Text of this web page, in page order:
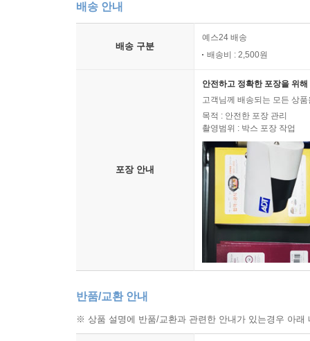
배송 안내
배송 구분
예스24 배송
배송비 : 2,500원
포장 안내
안전하고 정확한 포장을 위
고객님께 배송되는 모든 상
목적 : 안전한 포장 관리
촬영범위 : 박스 포장 작업
반품/교환 안내
※ 상품 설명에 반품/교환과 관련한 안내가 있는경우 아